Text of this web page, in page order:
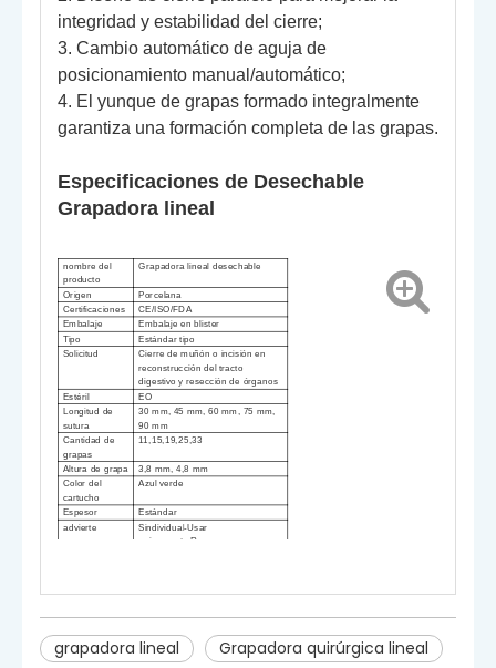
integridad y estabilidad del cierre;
3. Cambio automático de aguja de
posicionamiento manual/automático;
4. El yunque de grapas formado integralmente
garantiza una formación completa de las grapas.
Especificaciones de Desechable
Grapadora lineal
nombre del
producto
Grapadora lineal desechable
Origen
Porcelana
Certificaciones
CE/ISO/FDA
Embalaje
Embalaje en blister
Tipo Estándartipo
Solicitud Cierre de muñón o incisión en
reconstrucción del tracto
digestivo y resección de órganos
Estéril EO
Longitud de
sutura
30 mm, 45 mm, 60 mm, 75 mm,
90 mm
Cantidad de
grapas
11,15,19,25,33
Altura de grapa
3,8 mm, 4,8 mm
Color del
cartucho
Azul verde
Espesor
Estándar
advierte
Sindividual-Usar
unicamente
.R
grapadora lineal
Grapadora quirúrgica lineal